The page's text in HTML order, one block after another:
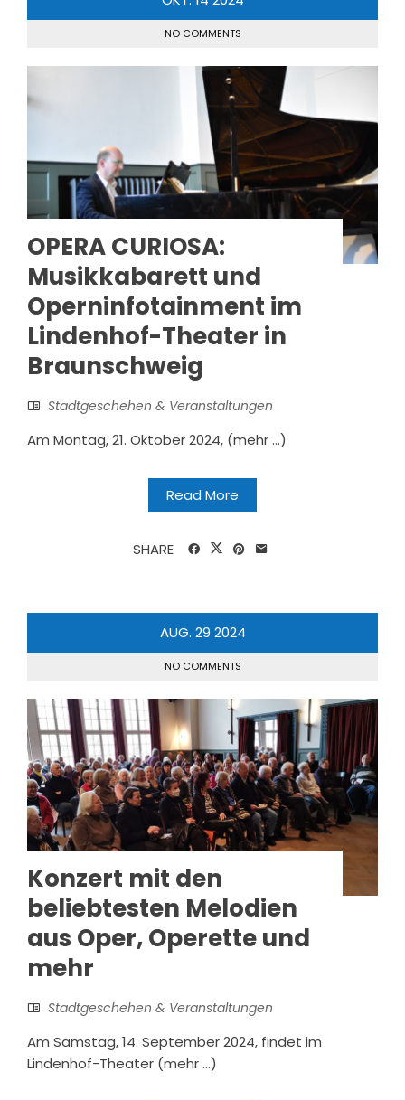
NO COMMENTS
OPERA CURIOSA:
Musikkabarett und
Operninfotainment im
Lindenhof-Theater in
Braunschweig
Stadtgeschehen & Veranstaltungen
Am Montag, 21. Oktober 2024, (mehr …)
Read More
SHARE
AUG. 29 2024
NO COMMENTS
Konzert mit den
beliebtesten Melodien
aus Oper, Operette und
mehr
Stadtgeschehen & Veranstaltungen
Am Samstag, 14. September 2024, findet im
Lindenhof-Theater (mehr …)